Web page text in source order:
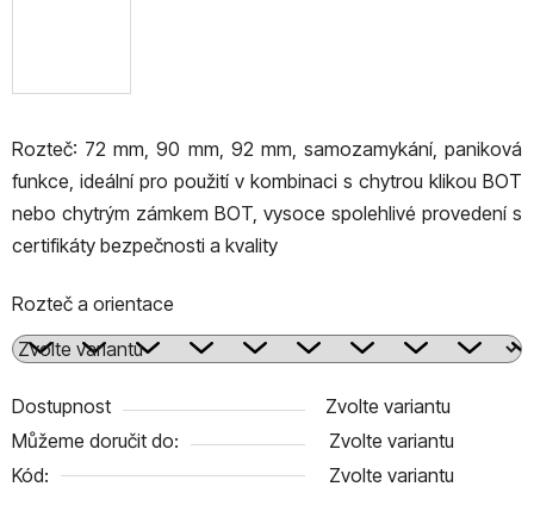
Rozteč: 72 mm, 90 mm, 92 mm, samozamykání, paniková
funkce, ideální pro použití v kombinaci s chytrou klikou BOT
nebo chytrým zámkem BOT, vysoce spolehlivé provedení s
certifikáty bezpečnosti a kvality
Rozteč a orientace
Dostupnost
Zvolte variantu
Můžeme doručit do:
Zvolte variantu
Kód:
Zvolte variantu